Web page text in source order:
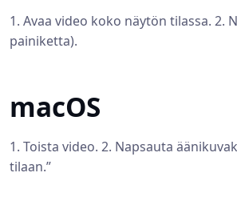
1. Avaa video koko näytön tilassa. 2.
painiketta).
macOS
1. Toista video. 2. Napsauta
tilaan.”